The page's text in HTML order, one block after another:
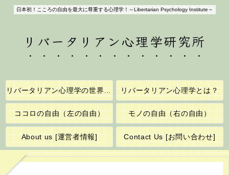
日本初！こころの自由を最大に尊重する心理学！～Libertarian Psychology Institute～
リバータリアン心理学研究所
リバータリアン心理学の世界へようこそ！ リバータリアン心理学とは？
ココロの自由（左の自由） モノの自由（右の自由）
About us [運営者情報] Contact Us [お問い合わせ]